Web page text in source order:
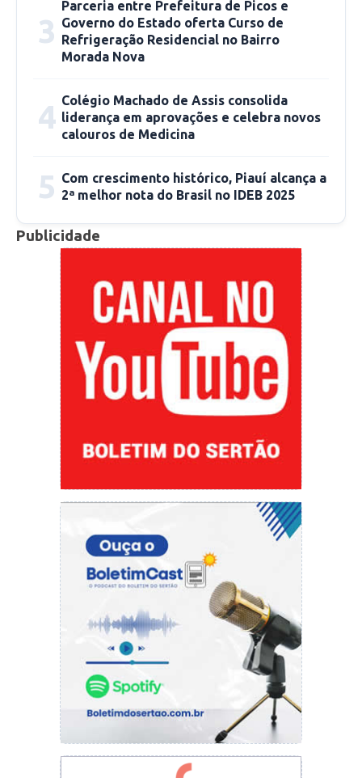
recebê-lo, não pode ser entregue a terceiros. A
população pode se sentir segura, que isso
psicóloga, que após o resultado positivo, dá
todo o suporte emocional para essa pessoa.
Além de toda a equipe que acompanha o
Coordenador.
CCOM/PMP
3
Parceria entre Prefeitura de Picos e
Governo do Estado oferta Curso de
Refrigeração Residencial no Bairro
Morada Nova
4 Colégio Machado de Assis consolida
liderança em aprovações e celebra novos
calouros de Medicina
5 Com crescimento histórico, Piauí alcança a
2ª melhor nota do Brasil no IDEB 2025
Publicidade